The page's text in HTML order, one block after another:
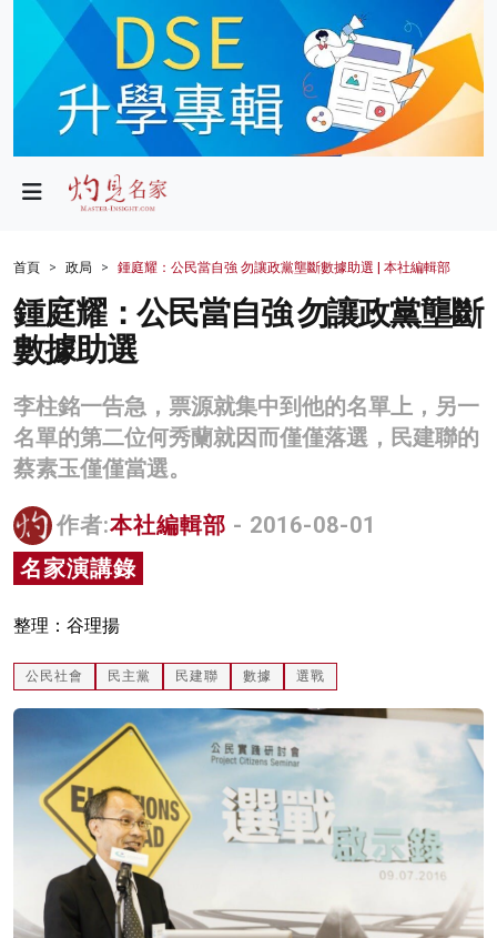
政局
財經
生活
健康
商業
科技
影片
名家榜
灼見活動
關於我們
首頁 政局 鍾庭耀：公民當自強 勿讓政黨壟斷數據助選 | 本社編輯部
鍾庭耀：公民當自強 勿讓政黨壟斷
數據助選
李柱銘一告急，票源就集中到他的名單上，另一
名單的第二位何秀蘭就因而僅僅落選，民建聯的
蔡素玉僅僅當選。
作者:本社編輯部 - 2016-08-01
名家演講錄
整理：谷理揚
公民社會 民主黨 民建聯 數據 選戰